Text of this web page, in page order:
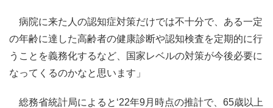
病院に来た人の認知症対策だけでは不十分で、ある一定
の年齢に達した高齢者の健康診断や認知検査を定期的に行
うことを義務化するなど、国家レベルの対策が今後必要に
なってくるのかなと思います」
総務省統計局によると‘22年9月時点の推計で、65歳以上